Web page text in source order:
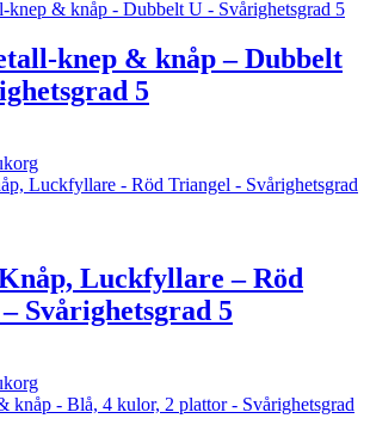
knep & knåp – Dubbelt
5
Luckfyllare – Röd
Svårighetsgrad 5